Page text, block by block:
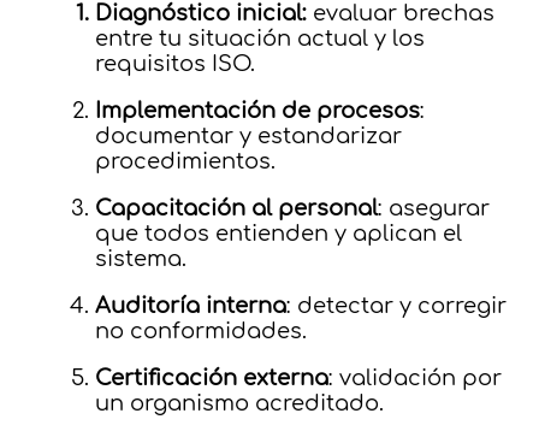
Diagnóstico inicial: evaluar brechas
entre tu situación actual y los
requisitos ISO.
Implementación de procesos:
documentar y estandarizar
procedimientos.
Capacitación al personal: asegurar
que todos entienden y aplican el
sistema.
Auditoría interna: detectar y corregir
no conformidades.
Certificación externa: validación por
un organismo acreditado.